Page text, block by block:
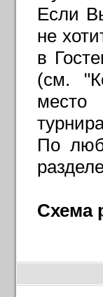
Если
не
в
(см.
место
По
Схема